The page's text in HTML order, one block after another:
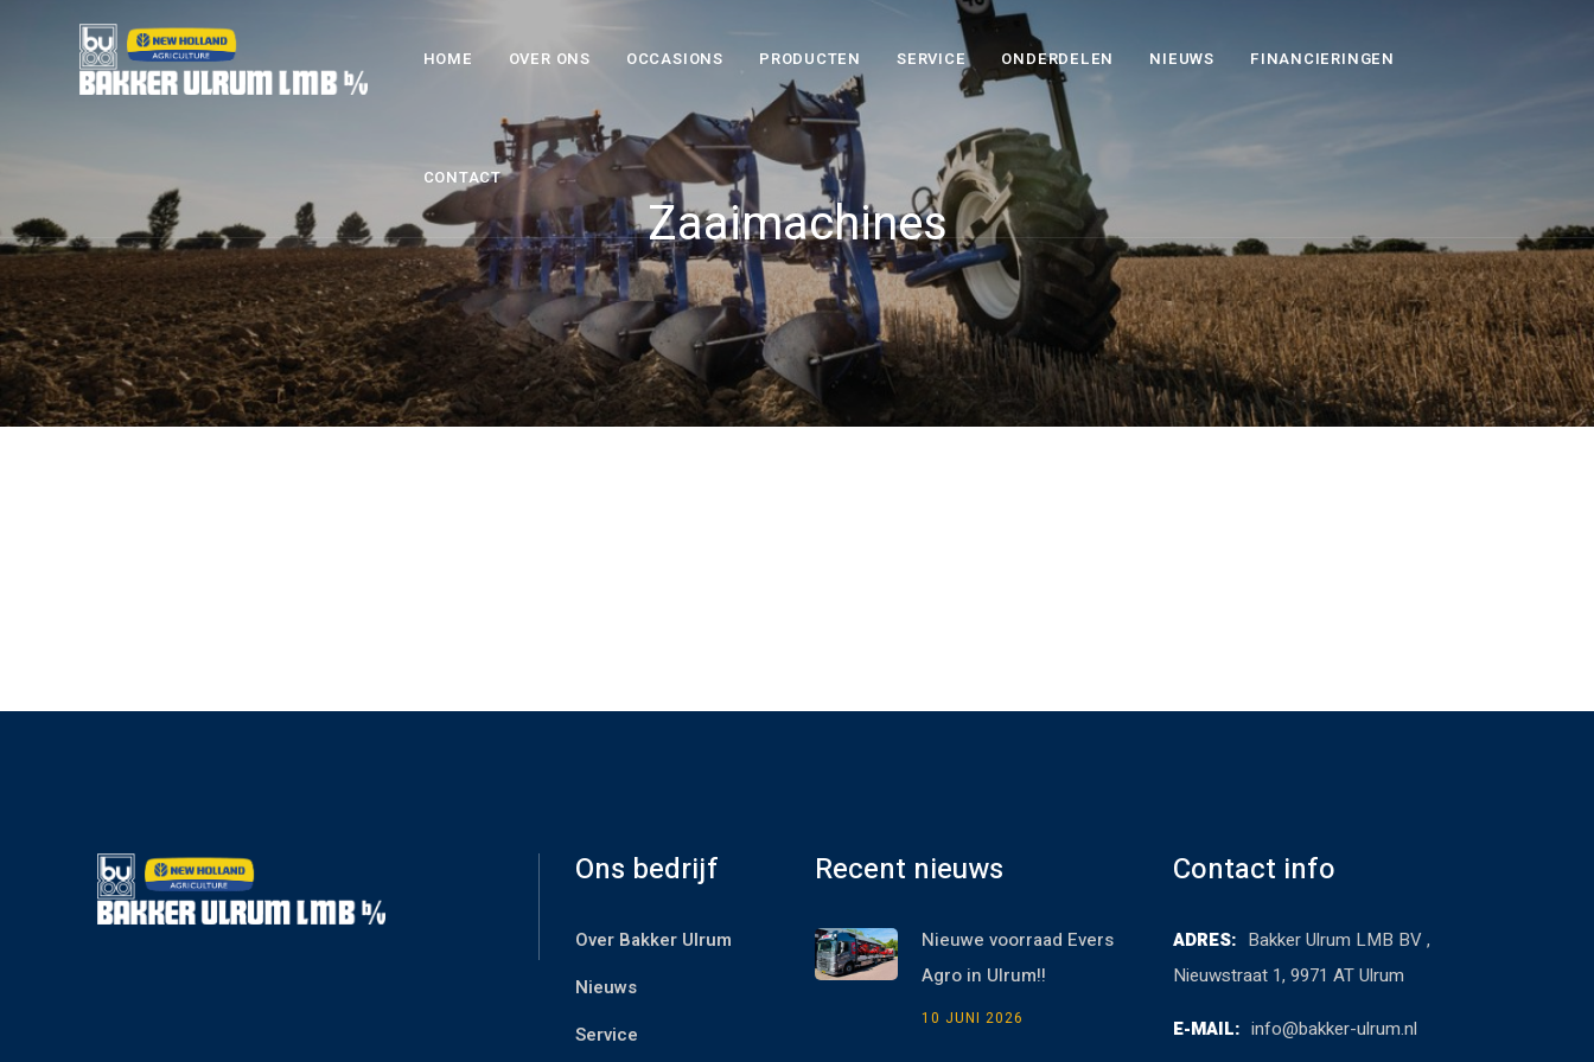
HOME OVER ONS OCCASIONS PRODUCTEN SERVICE ONDERDELEN NIEUWS FINANCIERINGEN
CONTACT
Zaaimachines
Ons bedrijf
Over Bakker Ulrum
Nieuws
Service
Recent nieuws
Nieuwe voorraad Evers
Agro in Ulrum!!
10 JUNI 2026
Contact info
ADRES: Bakker Ulrum LMB BV ,
Nieuwstraat 1, 9971 AT Ulrum
E-MAIL: info@bakker-ulrum.nl